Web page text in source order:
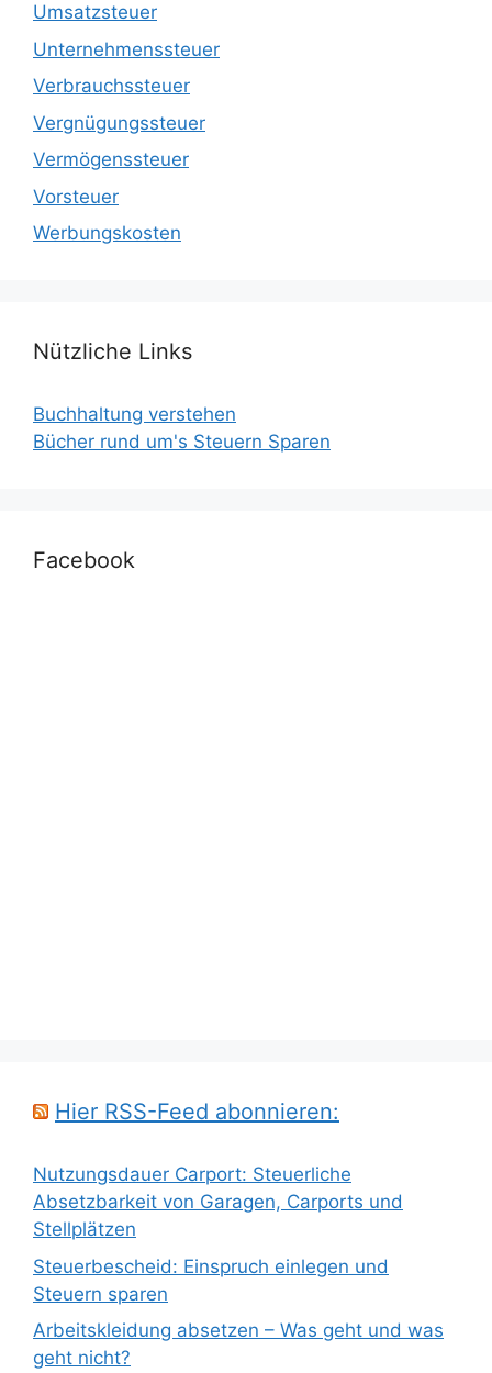
Umsatzsteuer
Unternehmenssteuer
Verbrauchssteuer
Vergnügungssteuer
Vermögenssteuer
Vorsteuer
Werbungskosten
Nützliche Links
Buchhaltung verstehen
Bücher rund um's Steuern Sparen
Facebook
Hier RSS-Feed abonnieren:
Nutzungsdauer Carport: Steuerliche
Absetzbarkeit von Garagen, Carports und
Stellplätzen
Steuerbescheid: Einspruch einlegen und
Steuern sparen
Arbeitskleidung absetzen – Was geht und was
geht nicht?